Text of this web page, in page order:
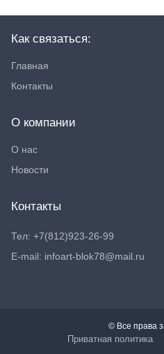
Как связаться:
Главная
Контакты
О компании
О нас
Новости
Контакты
Тел: +7(812)923-26-99
E-mail: infoart-blok78@mail.ru
© Все права
Приватная политика